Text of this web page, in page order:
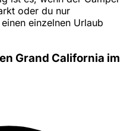
oder du nur
einzelnen Urlaub
Grand California im